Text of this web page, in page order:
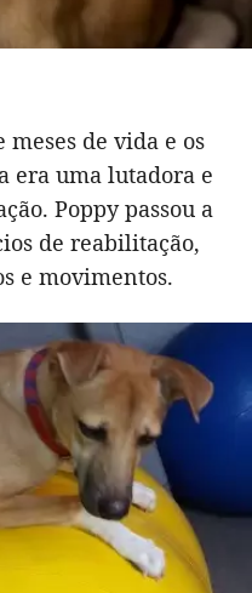
meses de vida e os
era uma lutadora e
Poppy passou a
de reabilitação,
e movimentos.